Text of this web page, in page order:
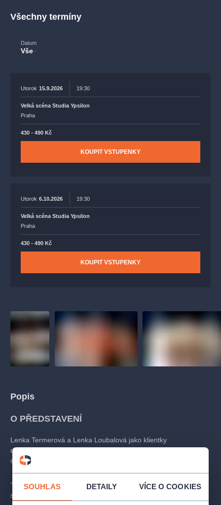
SOUHLAS DETAILY VÍCE O COOKIES
Všechny termíny
Datum
Vše
Utorok 15.9.2026 19:30
Velká scéna Studia Ypsilon
Praha
430 - 490 Kč
KOUPIT VSTUPENKY
Utorok 6.10.2026 19:30
Velká scéna Studia Ypsilon
Praha
430 - 490 Kč
KOUPIT VSTUPENKY
Popis
O PŘEDSTAVENÍ
Lenka Termerová a Lenka Loubalová jako klientky
důchodového zařízení, Jan Jiráň a Markéta Plánková jako jejich
starostliví příbuzní a Pavel Nový v roli čiperného staříka.
“Život je krátký, konec strašný, nezbývá, než si z toho dělat
srandu.”
filmováhudba státníopera